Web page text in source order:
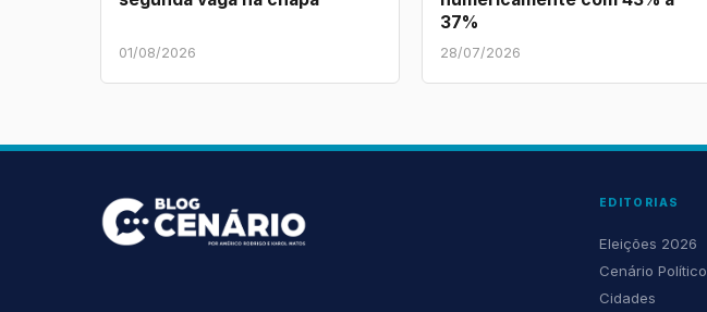
01/08/2026
37%
28/07/2026
EDITORIAS
Eleições 2026
Cenário Político
Cidades